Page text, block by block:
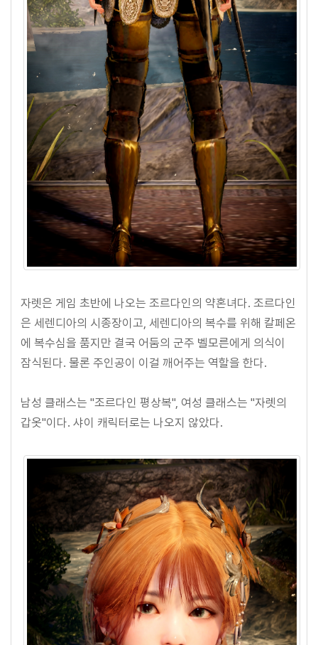
자렛은 게임 초반에 나오는 조르다인의 약혼녀다. 조르다인
은 세렌디아의 시종장이고, 세렌디아의 복수를 위해 칼페온
에 복수심을 품지만 결국 어둠의 군주 벨모른에게 의식이
잠식된다. 물론 주인공이 이걸 깨어주는 역할을 한다.
남성 클래스는 "조르다인 평상복", 여성 클래스는 "자렛의
갑옷"이다. 샤이 캐릭터로는 나오지 않았다.